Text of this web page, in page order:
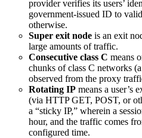
provider verifies its users’
government-issued ID to
otherwise.
Super exit node is an exit
large amounts of traffic.
Consecutive class C means
chunks of class C networks
observed from the proxy
Rotating IP means a user’s
(via HTTP GET, POST, or
a “sticky IP,” wherein a
hour, and the traffic comes
configured time.